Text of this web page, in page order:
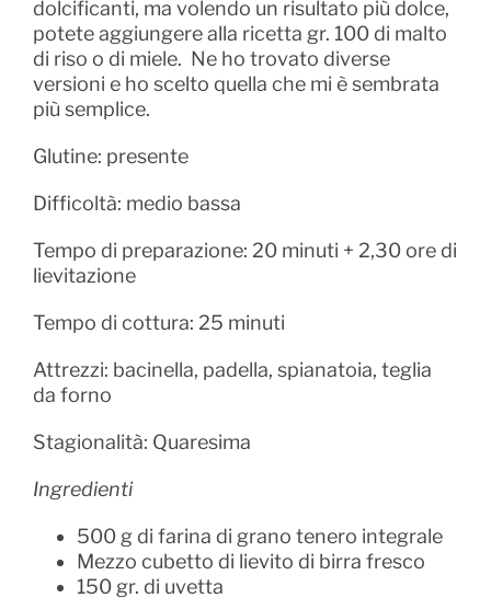
dolcificanti, ma volendo un risultato più dolce,
potete aggiungere alla ricetta gr. 100 di malto
di riso o di miele. Ne ho trovato diverse
versioni e ho scelto quella che mi è sembrata
più semplice.
Glutine: presente
Difficoltà: medio bassa
Tempo di preparazione: 20 minuti + 2,30 ore di
lievitazione
Tempo di cottura: 25 minuti
Attrezzi: bacinella, padella, spianatoia, teglia
da forno
Stagionalità: Quaresima
Ingredienti
500 g di farina di grano tenero integrale
Mezzo cubetto di lievito di birra fresco
150 gr. di uvetta